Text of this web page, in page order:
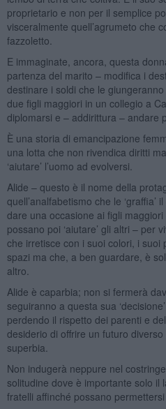
proprietario e non per il semplice
visceralmente quell’agrumeto che
fazzoletto.
E immaginate, ancora, questa
partenza del marito – modifica i
destinare i soldi che le
due figli maggiori in un collegio a
diplomarsi e – addirittura – andare
È una storia di emancipazione
una lotta che non rivendica diritti
‘aiutare’ l’uomo ad evolversi.
Alide – questo è il nome della
quell’analfabetismo che le ‘graffia’
dare una occasione ai figli
possano poi ‘aiutare’ gli altri – per
che irretisce con i suoi colori, i suoi
spazi ma che, a ben guardare, è
altro.
Alide è caparbia; non si fermerà
seguiranno a questa sua
perdendo il rispetto dei parenti e
desiderio di offrire un futuro
superbia.
Non indugerà neppure nel
solitudine dove è importante solo il
fratelli affinché possano permettersi